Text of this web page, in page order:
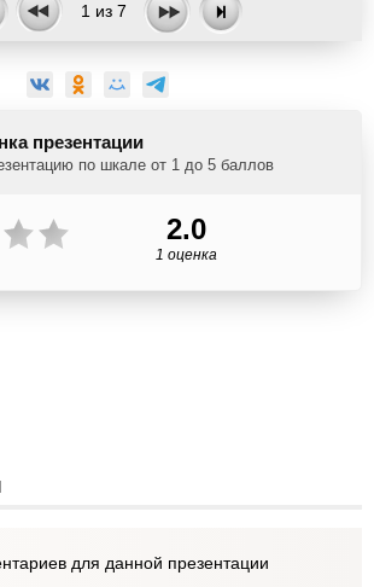
1 из 7
презентации
по шкале от 1 до 5 баллов
2.0
1 оценка
для данной презентации